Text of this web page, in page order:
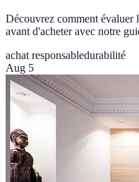
Découvrez comment évaluer
avant d'acheter avec notre
achat responsabledurabilité
Aug 5